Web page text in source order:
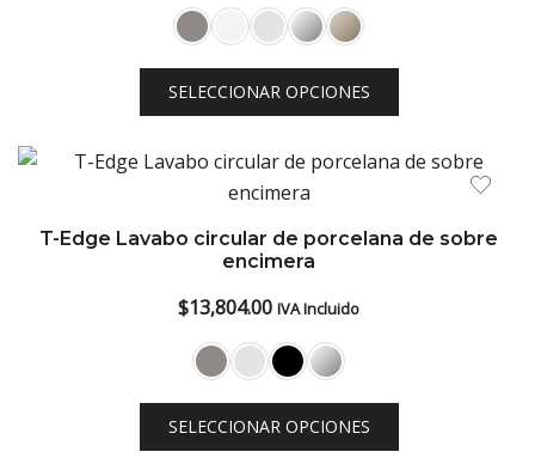
precios:
desde
$11,948.00
$14,036.00
SELECCIONAR OPCIONES
T-Edge Lavabo circular de porcelana de sobre
encimera
$13,804.00 IVA Incluido
SELECCIONAR OPCIONES